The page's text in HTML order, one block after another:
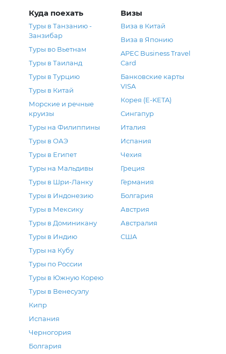
Куда поехать
Туры в Танзанию -
Занзибар
Туры во Вьетнам
Туры в Таиланд
Туры в Турцию
Туры в Китай
Морские и речные
круизы
Туры на Филиппины
Туры в ОАЭ
Туры в Египет
Туры на Мальдивы
Туры в Шри-Ланку
Туры в Индонезию
Туры в Мексику
Туры в Доминикану
Туры в Индию
Туры на Кубу
Туры по России
Туры в Южную Корею
Туры в Венесуэлу
Кипр
Испания
Черногория
Болгария
Визы
Виза в Китай
Виза в Японию
APEC Business Travel
Card
Банковские карты
VISA
Корея (E-KETA)
Сингапур
Италия
Испания
Чехия
Греция
Германия
Болгария
Австрия
Австралия
США